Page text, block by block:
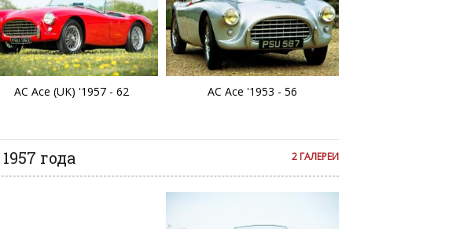
AC Ace (UK) '1957 - 62 AC Ace '1953 - 56
2 ГАЛЕРЕИ
года